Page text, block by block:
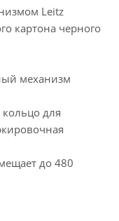
Leitz
картона черного
механизм
для
до 480